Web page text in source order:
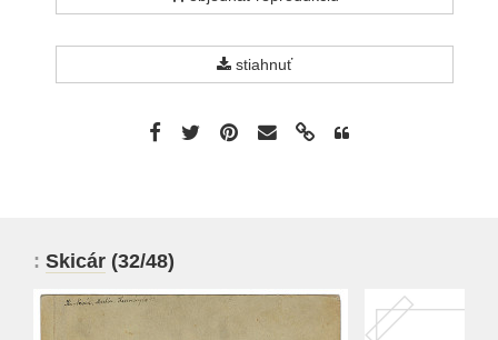
stiahnuť
: Skicár (32/48)